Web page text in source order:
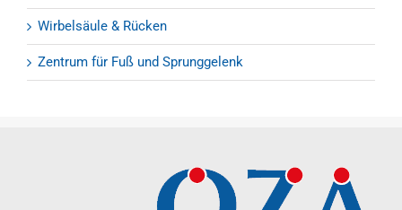
Wirbelsäule & Rücken
Zentrum für Fuß und Sprunggelenk